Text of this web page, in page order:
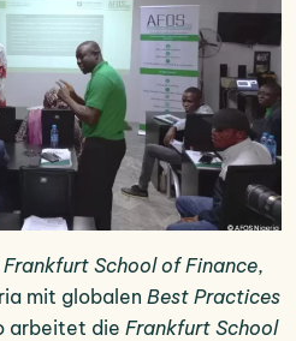
Frankfurt School of Finance,
mit globalen Best Practices
arbeitet die Frankfurt School